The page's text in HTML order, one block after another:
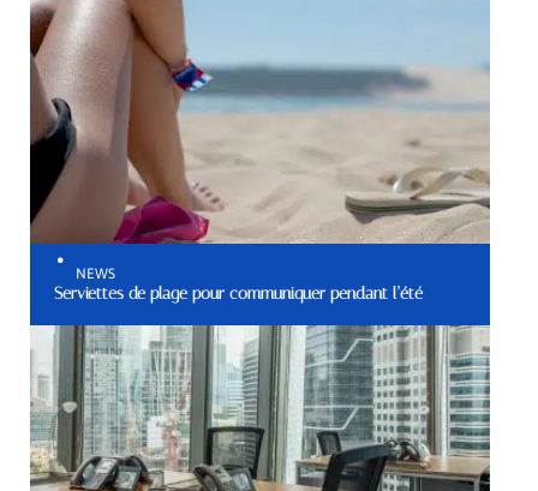
NEWS
Serviettes de plage pour communiquer pendant l’été